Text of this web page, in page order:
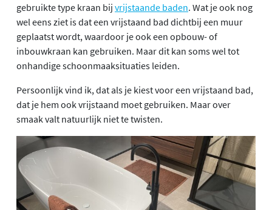
gebruikte type kraan bij vrijstaande baden. Wat je ook nog
wel eens ziet is dat een vrijstaand bad dichtbij een muur
geplaatst wordt, waardoor je ook een opbouw- of
inbouwkraan kan gebruiken. Maar dit kan soms wel tot
onhandige schoonmaaksituaties leiden.
Persoonlijk vind ik, dat als je kiest voor een vrijstaand bad,
dat je hem ook vrijstaand moet gebruiken. Maar over
smaak valt natuurlijk niet te twisten.